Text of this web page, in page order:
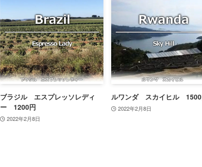
ブラジル エスプレッソレディ
ー 1200円
2022年2月8日
ルワンダ スカイヒル 1500
2022年2月8日